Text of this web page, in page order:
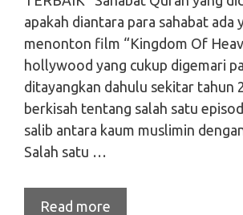
apakah diantara para sahabat ada
menonton film “Kingdom Of
hollywood yang cukup digemari
ditayangkan dahulu sekitar tahun
berkisah tentang salah satu
salib antara kaum muslimin
Salah satu …
Read more
Search